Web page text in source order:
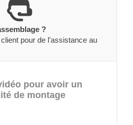
?
pour de l'assistance au
pour avoir un
de montage